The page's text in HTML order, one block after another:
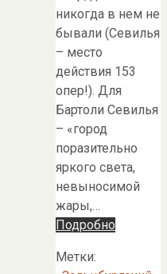
никогда в нем не
бывали (Севилья
– место
действия 153
опер!). Для
Бартоли Севилья
– «город
поразительно
яркого света,
невыносимой
жары,…
Подробно
Метки: